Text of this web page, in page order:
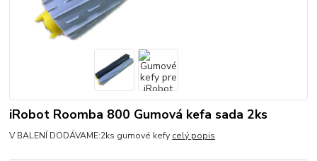
iRobot Roomba 800 Gumová kefa sada 2ks
V BALENÍ DODÁVAME:2ks gumové kefy celý popis